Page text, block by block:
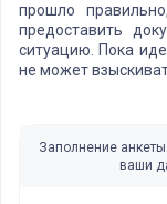
прошло
предоставить
ситуацию. Пока
не может
Заполнение анкеты
ваши